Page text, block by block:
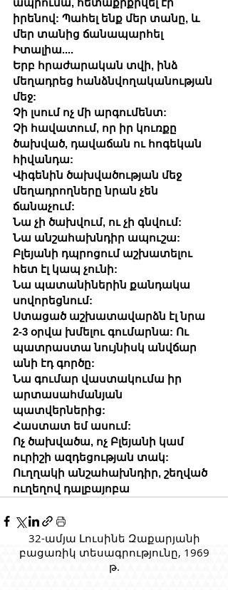
ապրումա, հետաքրքրվել էր
իրենով: Պահել ենք մեր տանը, և
մեր տանից ճանապարհել
Իտալիա....
Երբ հրաժարական տվի, ինձ
մեղադրեց հանձնվողականության
մեջ:
Չի լսում ոչ մի արգումենտ:
Չի հավատում, որ իր կուռքը
ծախված, դավաճան ու հոգեկան
հիվանդա:
Վիգենին ծախվածության մեջ
մեղադրողները նրան չեն
ճանաչում:
Նա չի ծախվում, ու չի գնվում:
Նա անշահախնդիր ապուշա:
Բլեյանի դպրոցում աշխատելու
հետ էլ կապ չունի:
Նա պատանիներին քանդակա
սովորեցնում:
Ստացած աշխատավարձն էլ նրա
2-3 օրվա խմելու գումարնա: Ու
պատրաստա նույնիսկ անվճար
անի էդ գործը:
Նա գումար վաստակումա իր
արտասահմանյան
պատվերներից:
Հաստատ եմ ասում:
Ոչ ծախվածա, ոչ Բլեյանի կամ
ուրիշի ազդեցության տակ:
Ուղղակի անշահախնդիր, շեղված
ուղեղով դալբայոբա
32-ամյա Լուսինե Զաքարյանի
բացառիկ տեսագրությունը, 1969
թ.